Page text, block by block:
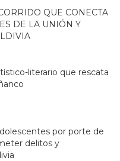
QUE CONECTA
DE LA UNIÓN Y
literario que rescata
por porte de
delitos y